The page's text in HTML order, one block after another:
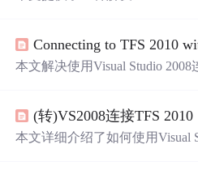
Connecting to TFS 2010
本文解决使用Visual Studio 2008
(转)VS2008连接TFS 2010
本文详细介绍了如何使用Visual